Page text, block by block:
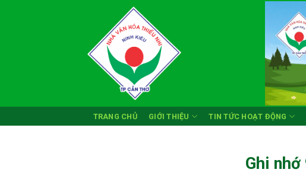
TRANG CHỦ GIỚI THIỆU TIN TỨC HOẠT ĐỘNG
Ghi